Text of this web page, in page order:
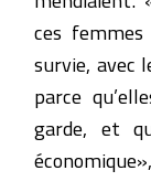
ces
survie, avec
parce
garde, et